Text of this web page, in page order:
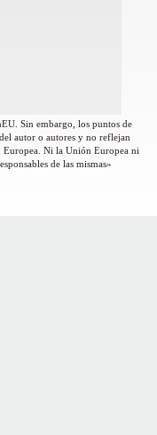
Sin embargo, los puntos de
autor o autores y no reflejan
Europea. Ni la Unión Europea ni
de las mismas»